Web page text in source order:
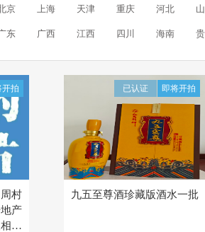
京 上海 天津 重庆 河北
东 广西 江西 四川 海南
开拍
村
产
关
即将开拍
已认证
九五至尊酒珍藏版酒水一批